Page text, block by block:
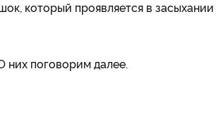
который проявляется в засыхании
них поговорим далее.